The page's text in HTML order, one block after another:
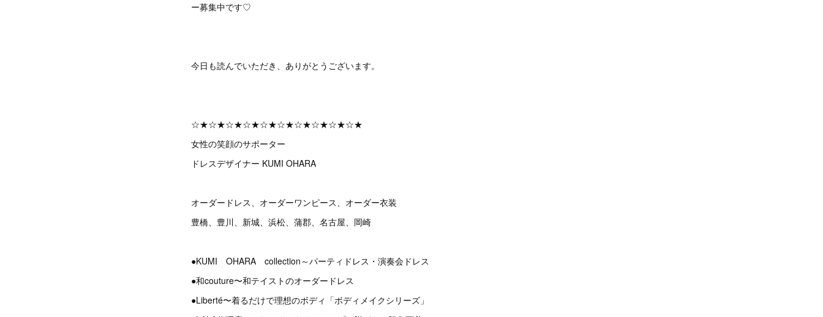
ー募集中です♡
今日も読んでいただき、ありがとうございます。
☆★☆★☆★☆★☆★☆★☆★☆★☆★☆★
女性の笑顔のサポーター
ドレスデザイナー KUMI OHARA
オーダードレス、オーダーワンピース、オーダー衣装
豊橋、豊川、新城、浜松、蒲郡、名古屋、岡崎
●KUMI OHARA collection～パーティドレス・演奏会ドレス
●和couture〜和テイストのオーダードレス
●Liberté〜着るだけで理想のボディ「ボディメイクシリーズ」